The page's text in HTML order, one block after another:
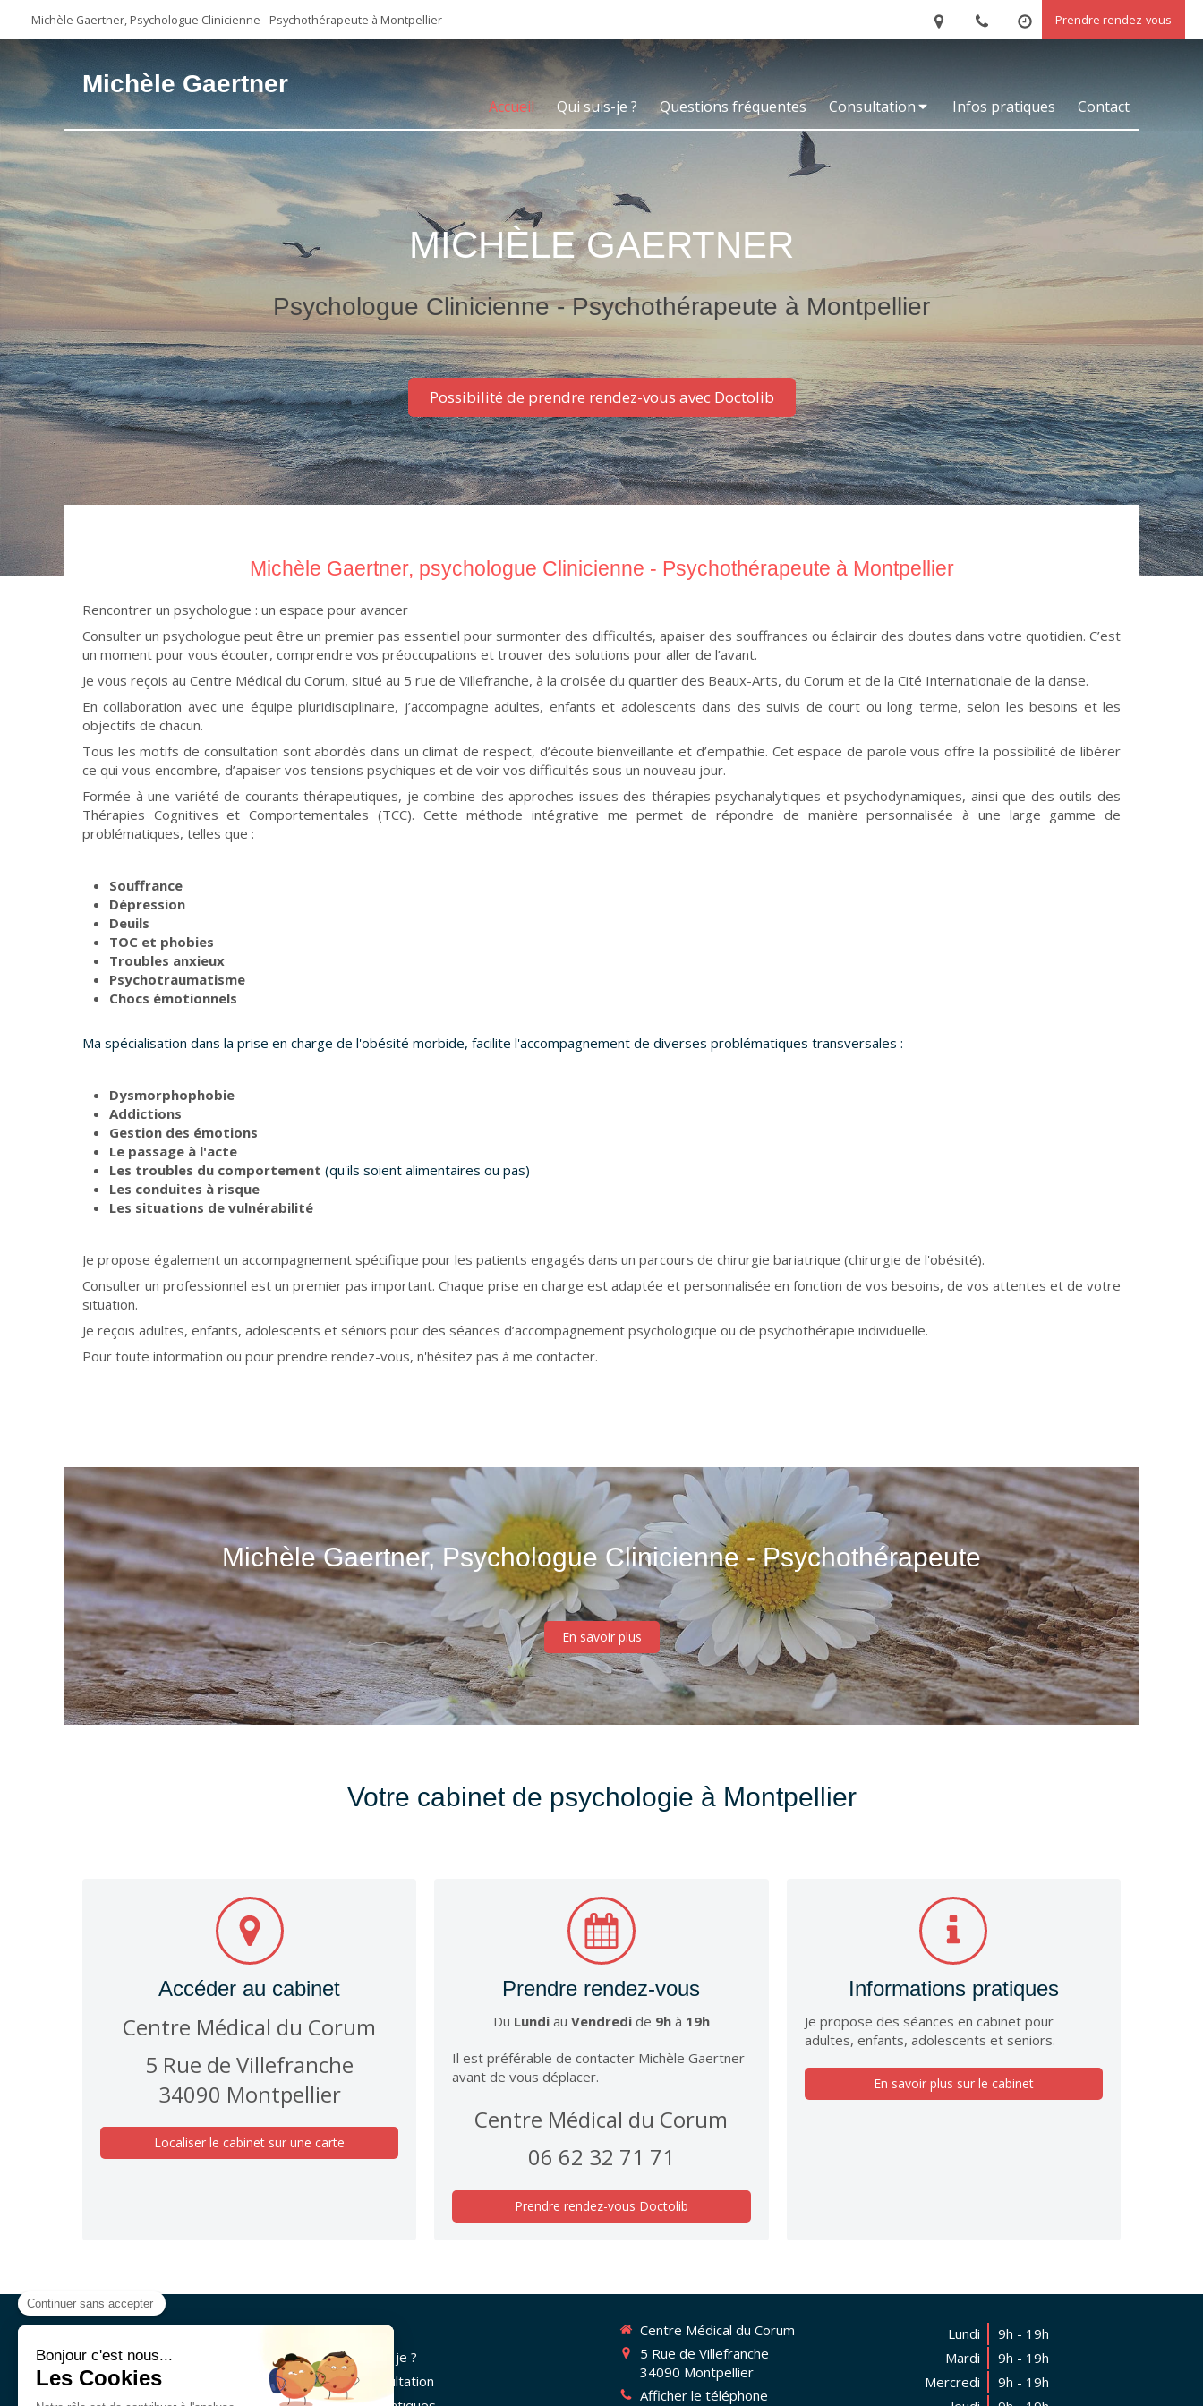
Michèle Gaertner, Psychologue Clinicienne - Psychothérapeute à Montpellier Prendre rendez-vous
Michèle Gaertner
Accueil Qui suis-je ? Questions fréquentes Consultation Infos pratiques Contact
MICHÈLE GAERTNER
Psychologue Clinicienne - Psychothérapeute à Montpellier
Possibilité de prendre rendez-vous avec Doctolib
Michèle Gaertner, psychologue Clinicienne - Psychothérapeute à Montpellier
Rencontrer un psychologue : un espace pour avancer
Consulter un psychologue peut être un premier pas essentiel pour surmonter des difficultés, apaiser des souffrances ou éclaircir des doutes dans votre quotidien. C’est
un moment pour vous écouter, comprendre vos préoccupations et trouver des solutions pour aller de l’avant.
Je vous reçois au Centre Médical du Corum, situé au 5 rue de Villefranche, à la croisée du quartier des Beaux-Arts, du Corum et de la Cité Internationale de la danse.
En collaboration avec une équipe pluridisciplinaire, j’accompagne adultes, enfants et adolescents dans des suivis de court ou long terme, selon les besoins et les
objectifs de chacun.
Tous les motifs de consultation sont abordés dans un climat de respect, d’écoute bienveillante et d’empathie. Cet espace de parole vous offre la possibilité de libérer
ce qui vous encombre, d’apaiser vos tensions psychiques et de voir vos difficultés sous un nouveau jour.
Formée à une variété de courants thérapeutiques, je combine des approches issues des thérapies psychanalytiques et psychodynamiques, ainsi que des outils des
Thérapies Cognitives et Comportementales (TCC). Cette méthode intégrative me permet de répondre de manière personnalisée à une large gamme de
problématiques, telles que :
Souffrance
Dépression
Deuils
TOC et phobies
Troubles anxieux
Psychotraumatisme
Chocs émotionnels
Ma spécialisation dans la prise en charge de l'obésité morbide, facilite l'accompagnement de diverses problématiques transversales :
Dysmorphophobie
Addictions
Gestion des émotions
Le passage à l'acte
Les troubles du comportement (qu'ils soient alimentaires ou pas)
Les conduites à risque
Les situations de vulnérabilité
Je propose également un accompagnement spécifique pour les patients engagés dans un parcours de chirurgie bariatrique (chirurgie de l'obésité).
Consulter un professionnel est un premier pas important. Chaque prise en charge est adaptée et personnalisée en fonction de vos besoins, de vos attentes et de votre
situation.
Je reçois adultes, enfants, adolescents et séniors pour des séances d’accompagnement psychologique ou de psychothérapie individuelle.
Pour toute information ou pour prendre rendez-vous, n'hésitez pas à me contacter.
Michèle Gaertner, Psychologue Clinicienne - Psychothérapeute
En savoir plus
Votre cabinet de psychologie à Montpellier
Accéder au cabinet
Centre Médical du Corum
5 Rue de Villefranche
34090 Montpellier
Localiser le cabinet sur une carte
Prendre rendez-vous
Du Lundiau Vendredide 9hà 19h
Il est préférable de contacter Michèle Gaertner
avant de vous déplacer.
Centre Médical du Corum
06 62 32 71 71
Prendre rendez-vous Doctolib
Informations pratiques
Je propose des séances en cabinet pour
adultes, enfants, adolescents et seniors.
En savoir plus sur le cabinet
Psychologue Clinicienne -
Psychothérapeute à Montpellier
Michèle Gaertner
enfants, adolescents et seniors dans son
Qui suis-je ?
La consultation
Centre Médical du Corum
5 Rue de Villefranche
34090 Montpellier
Afficher le téléphone
Lundi
9h - 19h
Mardi
9h - 19h
Mercredi
9h - 19h